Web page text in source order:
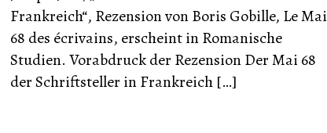
Frankreich“, Rezension von Boris Gobille, Le Mai
68 des écrivains, erscheint in Romanische
Studien. Vorabdruck der Rezension Der Mai 68
der Schriftsteller in Frankreich […]